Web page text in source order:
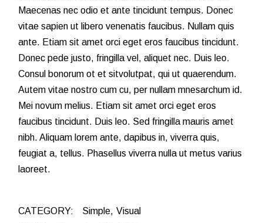
Maecenas nec odio et ante tincidunt tempus. Donec
vitae sapien ut libero venenatis faucibus. Nullam quis
ante. Etiam sit amet orci eget eros faucibus tincidunt.
Donec pede justo, fringilla vel, aliquet nec. Duis leo.
Consul bonorum ot et sitvolutpat, qui ut quaerendum.
Autem vitae nostro cum cu, per nullam mnesarchum id.
Mei novum melius. Etiam sit amet orci eget eros
faucibus tincidunt. Duis leo. Sed fringilla mauris amet
nibh. Aliquam lorem ante, dapibus in, viverra quis,
feugiat a, tellus. Phasellus viverra nulla ut metus varius
laoreet.
CATEGORY: Simple
Visual